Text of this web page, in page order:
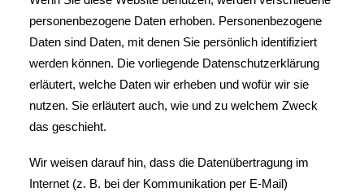
personenbezogene Daten erhoben. Personenbezogene
Daten sind Daten, mit denen Sie persönlich identifiziert
werden können. Die vorliegende Datenschutzerklärung
erläutert, welche Daten wir erheben und wofür wir sie
nutzen. Sie erläutert auch, wie und zu welchem Zweck
das geschieht.
Wir weisen darauf hin, dass die Datenübertragung im
Internet (z. B. bei der Kommunikation per E-Mail)